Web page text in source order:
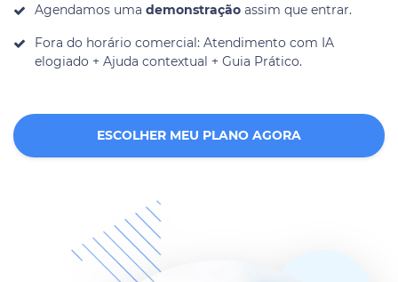
Agendamos uma demonstração assim que entrar.
Fora do horário comercial: Atendimento com IA
elogiado + Ajuda contextual + Guia Prático.
ESCOLHER MEU PLANO AGORA